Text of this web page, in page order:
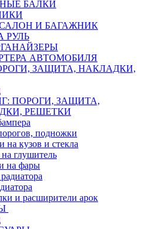
БАЛКИ
И БАГАЖНИК
РУЛЬ
АВТОМОБИЛЯ
ЗАЩИТА, НАКЛАДКИ,
ПОРОГИ, ЗАЩИТА,
РЕШЕТКИ
подножки
на кузов и стекла
глушитель
на фары
и расширители арок